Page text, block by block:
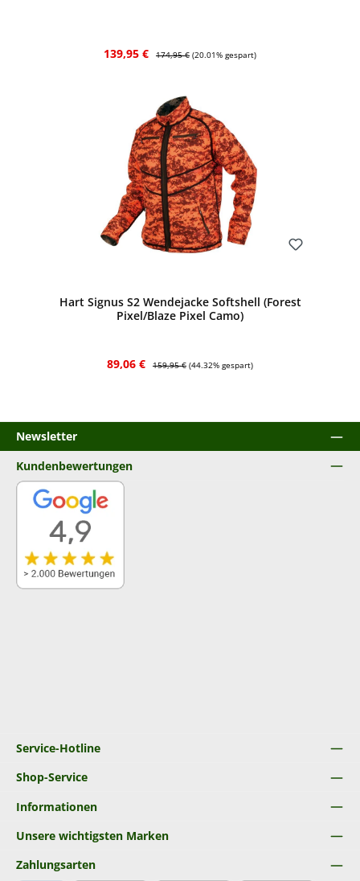
Verkaufspreis:
139,95 € Regulärer Preis:
174,95 € (20.01% gespart)
Hart Signus S2 Wendejacke Softshell (Forest
Pixel/Blaze Pixel Camo)
Verkaufspreis:
89,06 € Regulärer Preis:
159,95 € (44.32% gespart)
Newsletter
Service-Hotline
Shop-Service
Informationen
Unsere wichtigsten Marken
Kundenbewertungen
Zahlungsarten